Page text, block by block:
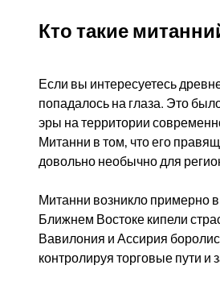
Кто такие
Если вы интересуетесь
попадалось на глаза. Это
эры на территории
Митанни в том, что его
довольно необычно для
Митанни возникло примерно
Ближнем Востоке кипели
Вавилония и Ассирия
контролируя торговые пути